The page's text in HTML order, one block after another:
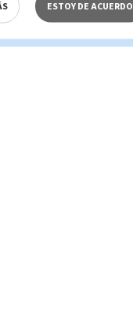
esta página, mismo
constituye una
ESTOY DE ACUERDO